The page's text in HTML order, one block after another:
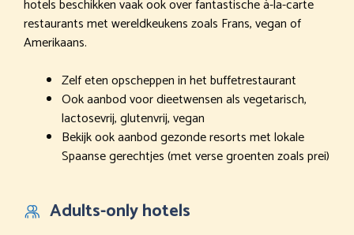
hotels beschikken vaak ook over fantastische à-la-carte
restaurants met wereldkeukens zoals Frans, vegan of
Amerikaans.
Zelf eten opscheppen in het buffetrestaurant
Ook aanbod voor dieetwensen als vegetarisch,
lactosevrij, glutenvrij, vegan
Bekijk ook aanbod gezonde resorts met lokale
Spaanse gerechtjes (met verse groenten zoals prei)
Adults-only hotels